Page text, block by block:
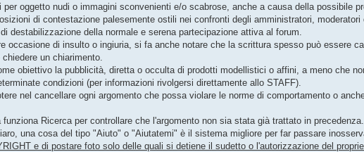
oggetto nudi o immagini sconvenienti e/o scabrose, anche a causa della possibile
di contestazione palesemente ostili nei confronti degli amministratori,
destabilizzazione della normale e serena partecipazione attiva al forum.
occasione di insulto o ingiuria, si fa anche notare che la scrittura spesso può essere
un chiarimento.
obiettivo la pubblicità, diretta o occulta di prodotti modellistici o affini, a meno che
condizioni (per informazioni rivolgersi direttamente allo STAFF).
nel cancellare ogni argomento che possa violare le norme di comportamento o
Ricerca per controllare che l'argomento non sia stata già trattato in precedenza.
una cosa del tipo "Aiuto" o "Aiutatemi" è il sistema migliore per far passare
e di postare foto solo delle quali si detiene il sudetto o l'autorizzazione del